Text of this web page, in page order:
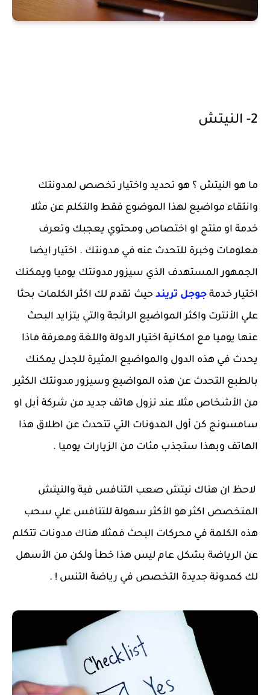
2- النيتش
ما هو النيتش ؟ هو تحديد واختيار تخصص لمدونتك
وانتقاء مواضيع لهذا الموضوع فقط والتكلم عن مثلا
خدمة او منتج او اختصاص ومحتوي يعجبك وتعرف
معلومات وخبرة للتحدث عنه في مدونتك . اختيار ايضا
الجمهور المستهدف الذي سيزور مدونتك يوميا ويمكنك
اختيار خدمة جوجل تريند حيث تقدم لك اكثر الكلمات بحثا
علي الأنترت واكثر المواضيع الرائجة والتي يتزايد البحث
عنها يوميا مع امكانية اختيار الدولة واللغة ومعرفة ماذا
يحدث في هذه الدول والمواضيع المثيرة للجدل يمكنك
بالطبع التحدث عن هذه المواضيع وسيزور مدونتك الكثير
من الأشخاص مثلا عند نزول هاتف جديد من شركة أبل او
سامسونج كن أول المدونات التي تتحدث عن اطلاق هذا
الهاتف وبهذا ستجذب مئات من الزيارات يوميا .
لاحظ ان هناك نيتش صعب التنافس فية والنيتش
المتخصص اكثر هو الأكثر سهولة للتنافس علي سحب
هذه الكلمة في محركات البحث فمثلا هناك مدونات تتكلم
عن الرياضة بشكل عام ليس هذا خطأ ولكن من الأسهل
لك كمدونة جديدة التخصص في رياضة التنس ! .